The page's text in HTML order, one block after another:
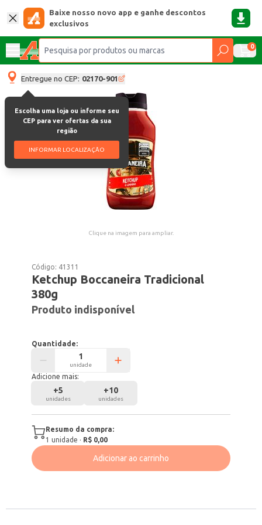
Baixe nosso novo app e ganhe descontos
exclusivos
0
Entregue no CEP: 02170-901
Escolha uma loja ou informe seu
CEP para ver ofertas da sua
região
INFORMAR LOCALIZAÇÃO
Clique na imagem para ampliar.
Código: 41311
Ketchup Boccaneira Tradicional
380g
Produto indisponível
Quantidade:
unidade
Adicione mais:
+5
unidades
+10
unidades
Resumo da compra:
1 unidade · R$ 0,00
Adicionar ao carrinho